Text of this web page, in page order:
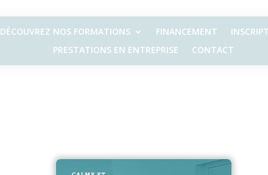
DÉCOUVREZ NOS FORMATIONS FINANCEMENT
PRESTATIONS EN ENTREPRISE
CONTACT